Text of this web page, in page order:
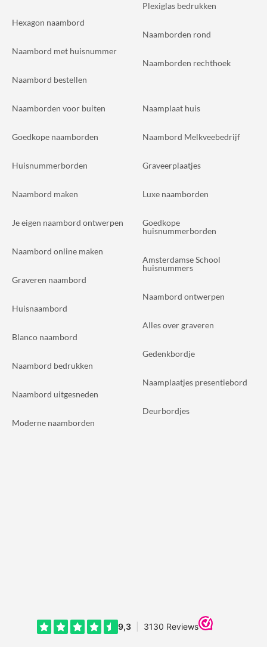
Hexagon naambord
Naambord met huisnummer
Naambord bestellen
Plexiglas bedrukken
Naamborden rond
Naamborden rechthoek
Naamborden voor buiten
Goedkope naamborden
Huisnummerborden
Naambord maken
Je eigen naambord ontwerpen
Naambord online maken
Graveren naambord
Huisnaambord
Blanco naambord
Naambord bedrukken
Naambord uitgesneden
Moderne naamborden
Naamplaat huis
Naambord Melkveebedrijf
Graveerplaatjes
Luxe naamborden
Goedkope
huisnummerborden
Amsterdamse School
huisnummers
Naambord ontwerpen
Alles over graveren
Gedenkbordje
Naamplaatjes presentiebord
Deurbordjes